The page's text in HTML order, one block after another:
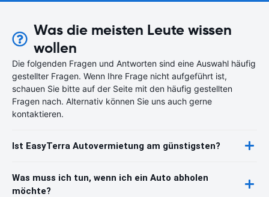
Was die meisten Leute wissen
wollen
Die folgenden Fragen und Antworten sind eine Auswahl häufig
gestellter Fragen. Wenn Ihre Frage nicht aufgeführt ist,
schauen Sie bitte auf der Seite mit den häufig gestellten
Fragen nach. Alternativ können Sie uns auch gerne
kontaktieren.
Ist EasyTerra Autovermietung am günstigsten?
Was muss ich tun, wenn ich ein Auto abholen
möchte?